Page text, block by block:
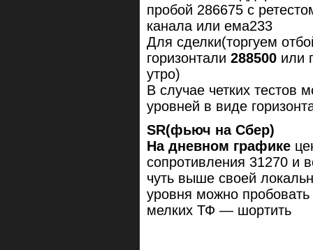
пробой 286675 с
канала или ема233
Для сделки(торгуем
горизонтали 288500 или
утро)
В случае четких тестов
уровней в виде
SR(фьюч на Сбер)
На дневном графике
сопротивления 31270 и
чуть выше своей
уровня можно
мелких ТФ — шортить